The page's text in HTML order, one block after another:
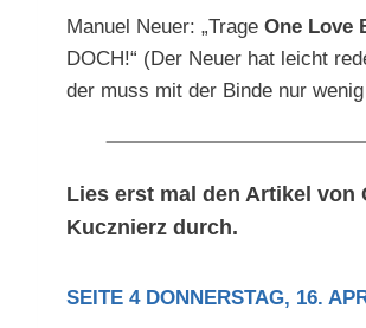
Manuel Neuer: „Trage One Love
DOCH!“ (Der Neuer hat leicht
der muss mit der Binde nur
Lies erst mal den Artikel von
Kucznierz durch.
SEITE 4 DONNERSTAG, 16.